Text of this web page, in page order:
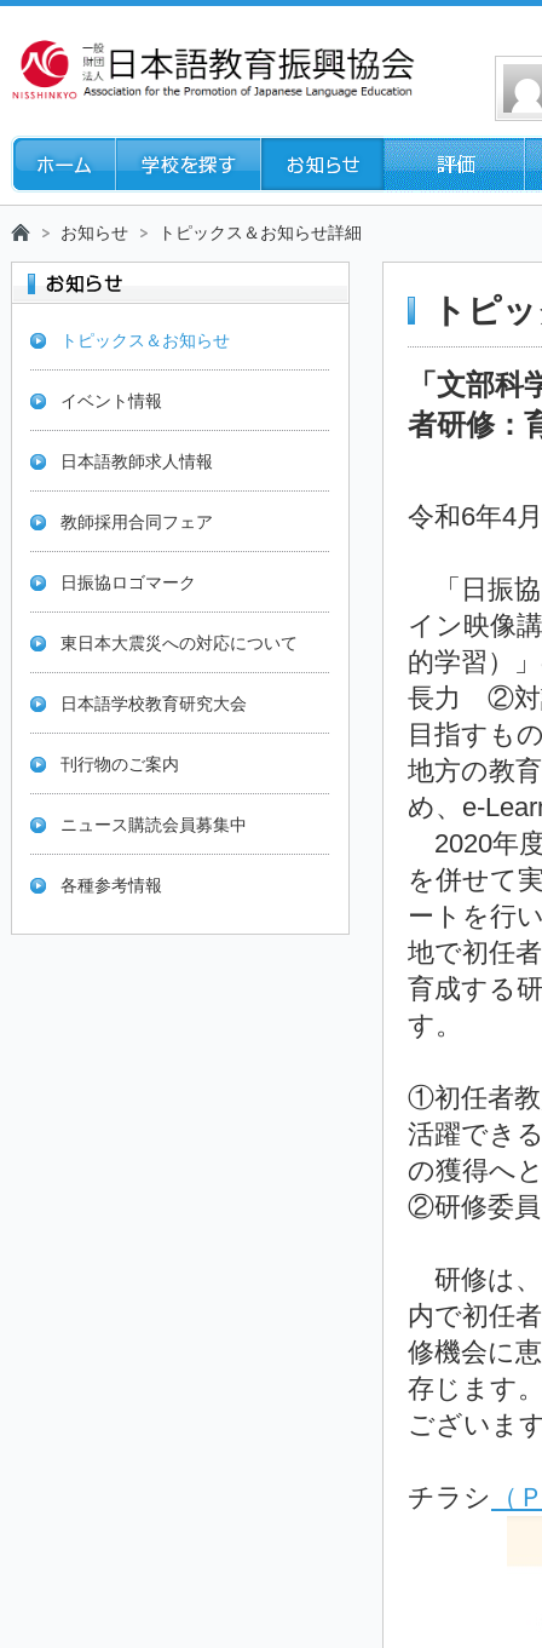
お知らせ トピックス＆お知らせ詳細
トピ
「文部
者研修：
令和6年4
「日振協
イン映像
的学習）
長力 ②対
目指すも
地方の教
め、e-
2020年
を併せて
ートを行
地で初任
育成する
す。
①初任者教
活躍でき
の獲得へ
②研修委員
研修は、
内で初任
修機会に
存じます
ございま
チラシ （
トピックス＆お知らせ
イベント情報
日本語教師求人情報
教師採用合同フェア
日振協ロゴマーク
東日本大震災への対応について
日本語学校教育研究大会
刊行物のご案内
ニュース購読会員募集中
各種参考情報